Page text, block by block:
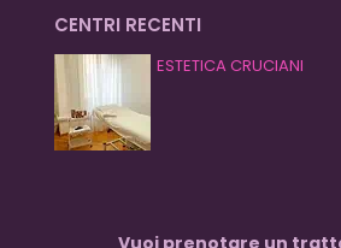
CENTRI RECENTI
ESTETICA CRUCIANI
Vuoi prenotare un